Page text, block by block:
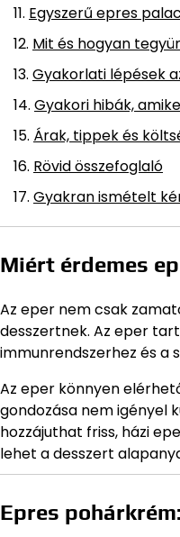
Egyszerű epres
Mit és hogyan
Gyakorlati lépések
Gyakori hibák,
Árak, tippek és
Rövid összefoglaló
Gyakran ismételt
Miért érdemes
Az eper nem csak
desszertnek. Az eper
immunrendszerhez és a
Az eper könnyen
gondozása nem igényel
hozzájuthat friss, házi
lehet a desszert
Epres